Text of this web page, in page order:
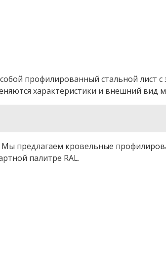
профилированный стальной
характеристики и внешний вид
предлагаем кровельные
палитре RAL.